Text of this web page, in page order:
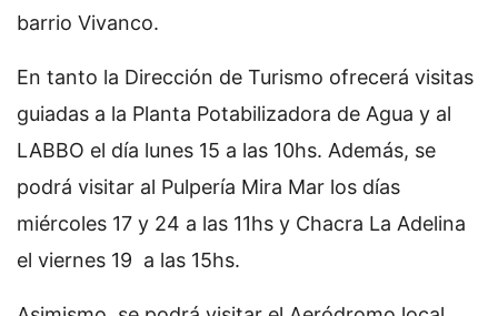
barrio Vivanco.
En tanto la Dirección de Turismo ofrecerá visitas
guiadas a la Planta Potabilizadora de Agua y al
LABBO el día lunes 15 a las 10hs. Además, se
podrá visitar al Pulpería Mira Mar los días
miércoles 17 y 24 a las 11hs y Chacra La Adelina
el viernes 19 a las 15hs.